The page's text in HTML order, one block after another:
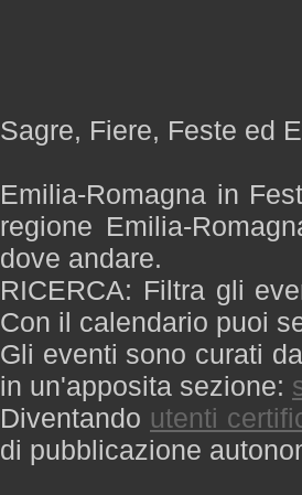
Sagre, Fiere, Feste ed
Emilia-Romagna in
regione Emilia-
dove andare.
RICERCA: Filtra gli
Con il calendario puoi
Gli eventi sono curati
in un'apposita sezione:
Diventando utenti
di pubblicazione